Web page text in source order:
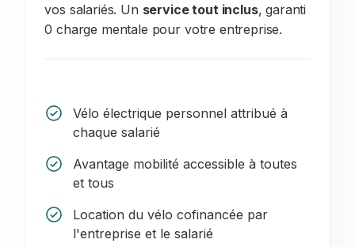
vos salariés. Un service tout inclus, garanti
0 charge mentale pour votre entreprise.
Vélo électrique personnel attribué à
chaque salarié
Avantage mobilité accessible à toutes
et tous
Location du vélo cofinancée par
l'entreprise et le salarié